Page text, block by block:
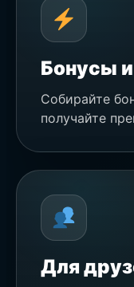
Бонусы
Собирайте
получайте
Для